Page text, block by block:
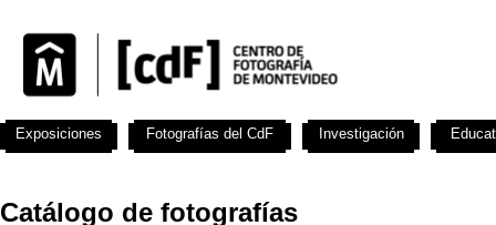
Catálogo de fotografías
Exposiciones Fotografías del CdF Investigación